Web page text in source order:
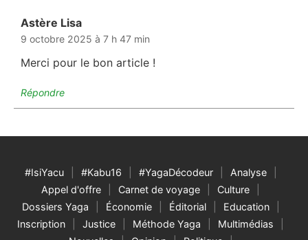
Astère Lisa
9 octobre 2025 à 7 h 47 min
Merci pour le bon article !
Répondre
#IsiYacu #Kabu16 #YagaDécodeur
Analyse
Appel d'offre
Carnet de voyage
Culture
Dossiers Yaga
Économie Éditorial
Education
Inscription
Justice Méthode Yaga
Multimédias